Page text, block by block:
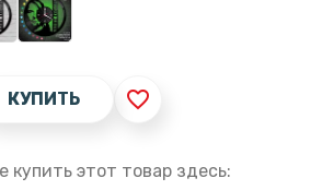
КУПИТЬ favorite_border
этот товар здесь: